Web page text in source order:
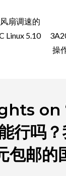
行
吗？
十
台
36
元
扇调速的
Linux 5.10
操
on
行吗
包邮的